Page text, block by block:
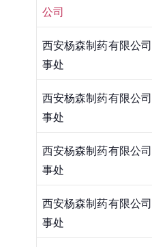
公司
西安杨森制药有限公
事处
西安杨森制药有限公
事处
西安杨森制药有限公
事处
西安杨森制药有限公
事处